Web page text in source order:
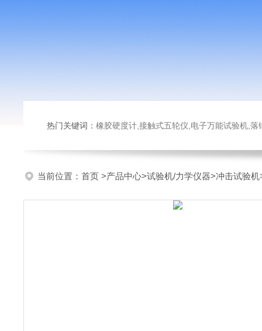
热门关键词： 橡胶硬度计,接触式五轮仪,电子万能试验机,落锤冲击试验机,数显
当前位置： 首页 >产品中心>试验机/力学仪器>冲击试验机